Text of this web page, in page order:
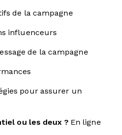
de la campagne
influenceurs
de la campagne
pour assurer un
ou les deux ?En ligne